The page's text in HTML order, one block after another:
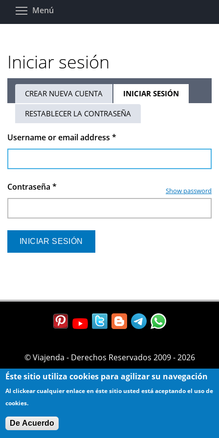
Pasar
Menú
Iniciar sesión
Solapas
principales
CREAR NUEVA CUENTA INICIAR SESIÓN
ACTIVA)
RESTABLECER LA CONTRASEÑA
Username or email address *
Contraseña * Show password
© Viajenda - Derechos Reservados 2009 - 2026
Éste sitio utiliza cookies para agilizar su navegación
Al clickear cualquier enlace en éste sitio usted está aceptando el uso de
cookies.
De Acuerdo